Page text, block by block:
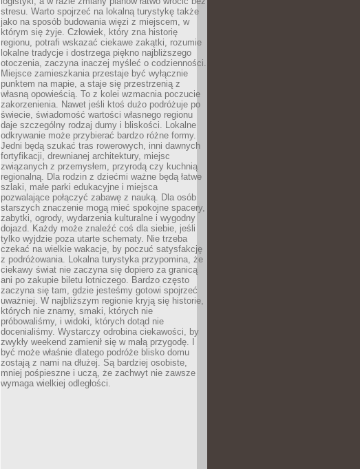
stresu. Warto spojrzeć na lokalną turystykę także
jako na sposób budowania więzi z miejscem, w
którym się żyje. Człowiek, który zna historię
regionu, potrafi wskazać ciekawe zakątki, rozumie
lokalne tradycje i dostrzega piękno najbliższego
otoczenia, zaczyna inaczej myśleć o codzienności.
Miejsce zamieszkania przestaje być wyłącznie
punktem na mapie, a staje się przestrzenią z
własną opowieścią. To z kolei wzmacnia poczucie
zakorzenienia. Nawet jeśli ktoś dużo podróżuje po
świecie, świadomość wartości własnego regionu
daje szczególny rodzaj dumy i bliskości. Lokalne
odkrywanie może przybierać bardzo różne formy.
Jedni będą szukać tras rowerowych, inni dawnych
fortyfikacji, drewnianej architektury, miejsc
związanych z przemysłem, przyrodą czy kuchnią
regionalną. Dla rodzin z dziećmi ważne będą łatwe
szlaki, małe parki edukacyjne i miejsca
pozwalające połączyć zabawę z nauką. Dla osób
starszych znaczenie mogą mieć spokojne spacery,
zabytki, ogrody, wydarzenia kulturalne i wygodny
dojazd. Każdy może znaleźć coś dla siebie, jeśli
tylko wyjdzie poza utarte schematy. Nie trzeba
czekać na wielkie wakacje, by poczuć satysfakcję
z podróżowania. Lokalna turystyka przypomina, że
ciekawy świat nie zaczyna się dopiero za granicą
ani po zakupie biletu lotniczego. Bardzo często
zaczyna się tam, gdzie jesteśmy gotowi spojrzeć
uważniej. W najbliższym regionie kryją się historie,
których nie znamy, smaki, których nie
próbowaliśmy, i widoki, których dotąd nie
docenialiśmy. Wystarczy odrobina ciekawości, by
zwykły weekend zamienił się w małą przygodę. I
być może właśnie dlatego podróże blisko domu
zostają z nami na dłużej. Są bardziej osobiste,
mniej pośpieszne i uczą, że zachwyt nie zawsze
wymaga wielkiej odległości.